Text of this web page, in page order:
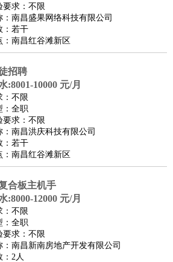
要求：不限
：南昌盛果网络科技有限公司
：若干
：南昌红谷滩新区
招聘
:8001-10000 元/月
：不限
：全职
要求：不限
：南昌洪庆科技有限公司
：若干
：南昌红谷滩新区
合板主机手
:8000-12000 元/月
：不限
：全职
要求：不限
：南昌新南房地产开发有限公司
：2人